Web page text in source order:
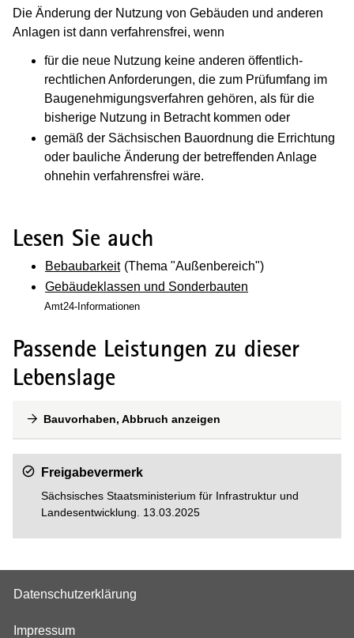
Die Änderung der Nutzung von Gebäuden und anderen
Anlagen ist dann verfahrensfrei, wenn
für die neue Nutzung keine anderen öffentlich-
rechtlichen Anforderungen, die zum Prüfumfang im
Baugenehmigungsverfahren gehören, als für die
bisherige Nutzung in Betracht kommen oder
gemäß der Sächsischen Bauordnung die Errichtung
oder bauliche Änderung der betreffenden Anlage
ohnehin verfahrensfrei wäre.
Lesen Sie auch
Bebaubarkeit (Thema "Außenbereich")
Gebäudeklassen und Sonderbauten
Amt24-Informationen
Passende Leistungen zu dieser
Lebenslage
Bauvorhaben, Abbruch anzeigen
Freigabevermerk
Sächsisches Staatsministerium für Infrastruktur und
Landesentwicklung . 13.03.2025
Datenschutzerklärung
Impressum